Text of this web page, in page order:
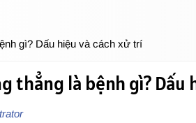
gì? Dấu hiệu và cách xử trí
thẳng là bệnh gì?